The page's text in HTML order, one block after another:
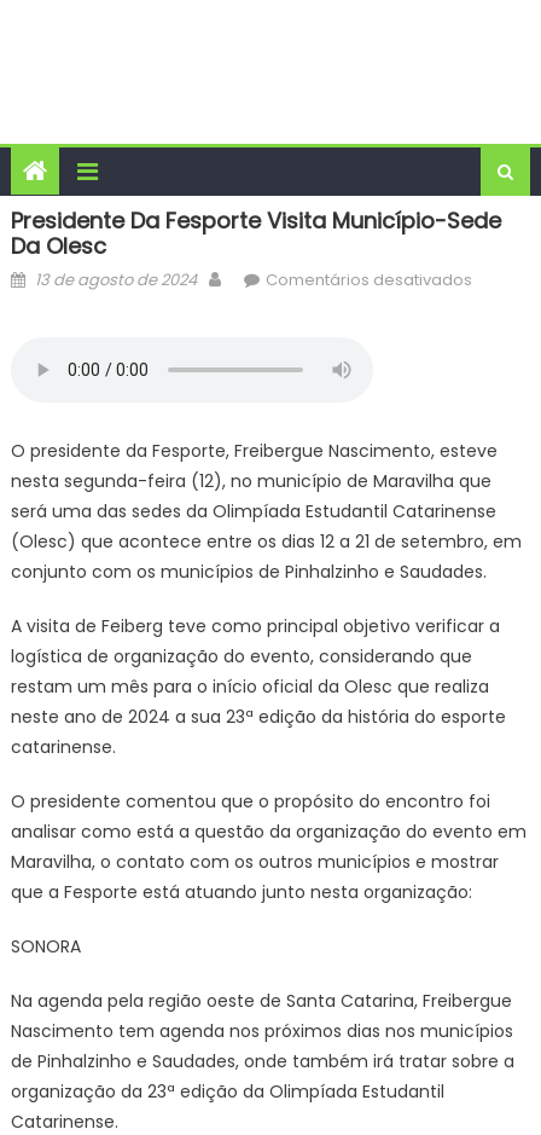
Presidente Da Fesporte Visita Município-Sede
Da Olesc
Posted
13 de agosto de 2024 AuthorComentários desativadosem
sede
da
O presidente da Fesporte, Freibergue Nascimento, esteve
nesta segunda-feira (12), no município de Maravilha que
será uma das sedes da Olimpíada Estudantil Catarinense
(Olesc) que acontece entre os dias 12 a 21 de setembro, em
conjunto com os municípios de Pinhalzinho e Saudades.
A visita de Feiberg teve como principal objetivo verificar a
logística de organização do evento, considerando que
restam um mês para o início oficial da Olesc que realiza
neste ano de 2024 a sua 23ª edição da história do esporte
catarinense.
O presidente comentou que o propósito do encontro foi
analisar como está a questão da organização do evento em
Maravilha, o contato com os outros municípios e mostrar
que a Fesporte está atuando junto nesta organização:
SONORA
Na agenda pela região oeste de Santa Catarina, Freibergue
Nascimento tem agenda nos próximos dias nos municípios
de Pinhalzinho e Saudades, onde também irá tratar sobre a
organização da 23ª edição da Olimpíada Estudantil
Catarinense.